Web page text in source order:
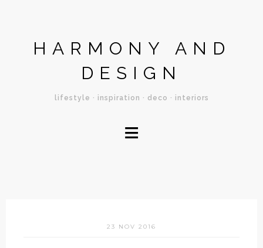
HARMONY AND
DESIGN
lifestyle · inspiration · deco · interiors
≡
23 NOV 2016